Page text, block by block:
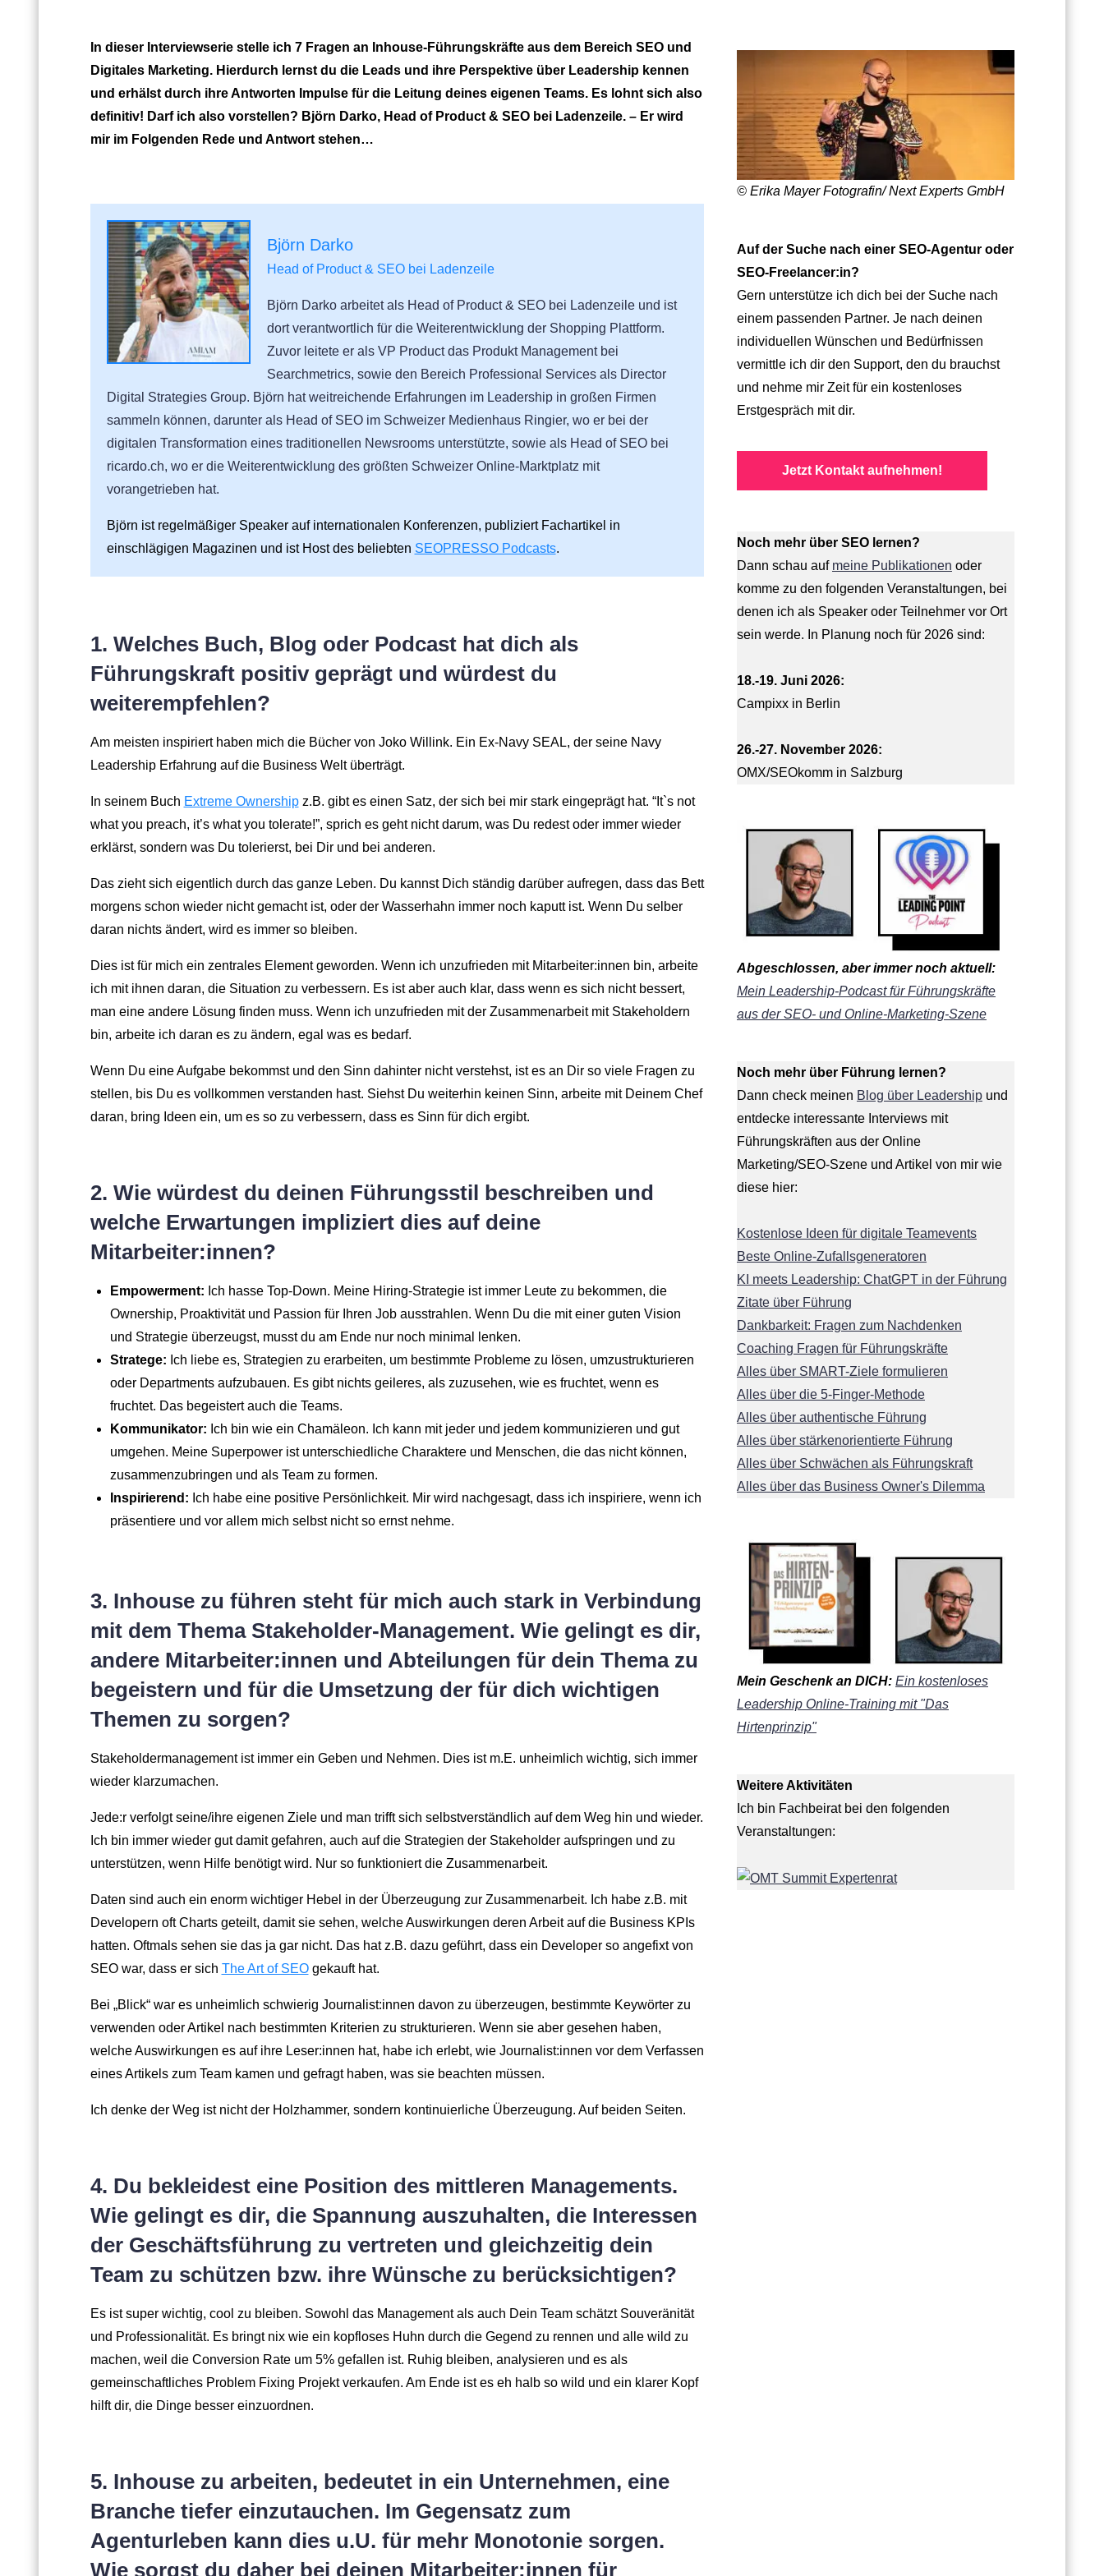
In dieser Interviewserie stelle ich 7 Fragen an Inhouse-Führungskräfte aus dem Bereich SEO und
Digitales Marketing. Hierdurch lernst du die Leads und ihre Perspektive über Leadership kennen
und erhälst durch ihre Antworten Impulse für die Leitung deines eigenen Teams. Es lohnt sich also
definitiv! Darf ich also vorstellen? Björn Darko, Head of Product & SEO bei Ladenzeile. – Er wird
mir im Folgenden Rede und Antwort stehen…
Björn Darko
Head of Product & SEO bei Ladenzeile
Björn Darko arbeitet als Head of Product & SEO bei Ladenzeile und ist
dort verantwortlich für die Weiterentwicklung der Shopping Plattform.
Zuvor leitete er als VP Product das Produkt Management bei
Searchmetrics, sowie den Bereich Professional Services als Director
Digital Strategies Group. Björn hat weitreichende Erfahrungen im Leadership in großen Firmen
sammeln können, darunter als Head of SEO im Schweizer Medienhaus Ringier, wo er bei der
digitalen Transformation eines traditionellen Newsrooms unterstützte, sowie als Head of SEO bei
ricardo.ch, wo er die Weiterentwicklung des größten Schweizer Online-Marktplatz mit
vorangetrieben hat.
Björn ist regelmäßiger Speaker auf internationalen Konferenzen, publiziert Fachartikel in
einschlägigen Magazinen und ist Host des beliebten SEOPRESSO Podcasts.
1. Welches Buch, Blog oder Podcast hat dich als
Führungskraft positiv geprägt und würdest du
weiterempfehlen?
Am meisten inspiriert haben mich die Bücher von Joko Willink. Ein Ex-Navy SEAL, der seine Navy
Leadership Erfahrung auf die Business Welt überträgt.
In seinem Buch Extreme Ownershipz.B. gibt es einen Satz, der sich bei mir stark eingeprägt hat. “It`s not
what you preach, it’s what you tolerate!”, sprich es geht nicht darum, was Du redest oder immer wieder
erklärst, sondern was Du tolerierst, bei Dir und bei anderen.
Das zieht sich eigentlich durch das ganze Leben. Du kannst Dich ständig darüber aufregen, dass das Bett
morgens schon wieder nicht gemacht ist, oder der Wasserhahn immer noch kaputt ist. Wenn Du selber
daran nichts ändert, wird es immer so bleiben.
Dies ist für mich ein zentrales Element geworden. Wenn ich unzufrieden mit Mitarbeiter:innen bin, arbeite
ich mit ihnen daran, die Situation zu verbessern. Es ist aber auch klar, dass wenn es sich nicht bessert,
man eine andere Lösung finden muss. Wenn ich unzufrieden mit der Zusammenarbeit mit Stakeholdern
bin, arbeite ich daran es zu ändern, egal was es bedarf.
Wenn Du eine Aufgabe bekommst und den Sinn dahinter nicht verstehst, ist es an Dir so viele Fragen zu
stellen, bis Du es vollkommen verstanden hast. Siehst Du weiterhin keinen Sinn, arbeite mit Deinem Chef
daran, bring Ideen ein, um es so zu verbessern, dass es Sinn für dich ergibt.
2. Wie würdest du deinen Führungsstil beschreiben und
welche Erwartungen impliziert dies auf deine
Mitarbeiter:innen?
Empowerment: Ich hasse Top-Down. Meine Hiring-Strategie ist immer Leute zu bekommen, die
Ownership, Proaktivität und Passion für Ihren Job ausstrahlen. Wenn Du die mit einer guten Vision
und Strategie überzeugst, musst du am Ende nur noch minimal lenken.
Stratege: Ich liebe es, Strategien zu erarbeiten, um bestimmte Probleme zu lösen, umzustrukturieren
oder Departments aufzubauen. Es gibt nichts geileres, als zuzusehen, wie es fruchtet, wenn es
fruchtet. Das begeistert auch die Teams.
Kommunikator: Ich bin wie ein Chamäleon. Ich kann mit jeder und jedem kommunizieren und gut
umgehen. Meine Superpower ist unterschiedliche Charaktere und Menschen, die das nicht können,
zusammenzubringen und als Team zu formen.
Inspirierend: Ich habe eine positive Persönlichkeit. Mir wird nachgesagt, dass ich inspiriere, wenn ich
präsentiere und vor allem mich selbst nicht so ernst nehme.
3. Inhouse zu führen steht für mich auch stark in Verbindung
mit dem Thema Stakeholder-Management. Wie gelingt es dir,
andere Mitarbeiter:innen und Abteilungen für dein Thema zu
begeistern und für die Umsetzung der für dich wichtigen
Themen zu sorgen?
Stakeholdermanagement ist immer ein Geben und Nehmen. Dies ist m.E. unheimlich wichtig, sich immer
wieder klarzumachen.
Jede:r verfolgt seine/ihre eigenen Ziele und man trifft sich selbstverständlich auf dem Weg hin und wieder.
Ich bin immer wieder gut damit gefahren, auch auf die Strategien der Stakeholder aufspringen und zu
unterstützen, wenn Hilfe benötigt wird. Nur so funktioniert die Zusammenarbeit.
Daten sind auch ein enorm wichtiger Hebel in der Überzeugung zur Zusammenarbeit. Ich habe z.B. mit
Developern oft Charts geteilt, damit sie sehen, welche Auswirkungen deren Arbeit auf die Business KPIs
hatten. Oftmals sehen sie das ja gar nicht. Das hat z.B. dazu geführt, dass ein Developer so angefixt von
SEO war, dass er sich The Art of SEOgekauft hat.
Bei „Blick“ war es unheimlich schwierig Journalist:innen davon zu überzeugen, bestimmte Keywörter zu
verwenden oder Artikel nach bestimmten Kriterien zu strukturieren. Wenn sie aber gesehen haben,
welche Auswirkungen es auf ihre Leser:innen hat, habe ich erlebt, wie Journalist:innen vor dem Verfassen
eines Artikels zum Team kamen und gefragt haben, was sie beachten müssen.
Ich denke der Weg ist nicht der Holzhammer, sondern kontinuierliche Überzeugung. Auf beiden Seiten.
4. Du bekleidest eine Position des mittleren Managements.
Wie gelingt es dir, die Spannung auszuhalten, die Interessen
der Geschäftsführung zu vertreten und gleichzeitig dein
Team zu schützen bzw. ihre Wünsche zu berücksichtigen?
Es ist super wichtig, cool zu bleiben. Sowohl das Management als auch Dein Team schätzt Souveränität
und Professionalität. Es bringt nix wie ein kopfloses Huhn durch die Gegend zu rennen und alle wild zu
machen, weil die Conversion Rate um 5% gefallen ist. Ruhig bleiben, analysieren und es als
gemeinschaftliches Problem Fixing Projekt verkaufen. Am Ende ist es eh halb so wild und ein klarer Kopf
hilft dir, die Dinge besser einzuordnen.
5. Inhouse zu arbeiten, bedeutet in ein Unternehmen, eine
Branche tiefer einzutauchen. Im Gegensatz zum
Agenturleben kann dies u.U. für mehr Monotonie sorgen.
Wie sorgst du daher bei deinen Mitarbeiter:innen für
© Erika Mayer Fotografin/ Next Experts GmbH
Auf der Suche nach einer SEO-Agentur oder
SEO-Freelancer:in?
Gern unterstütze ich dich bei der Suche nach
einem passenden Partner. Je nach deinen
individuellen Wünschen und Bedürfnissen
vermittle ich dir den Support, den du brauchst
und nehme mir Zeit für ein kostenloses
Erstgespräch mit dir.
Jetzt Kontakt aufnehmen!
Noch mehr über SEO lernen?
Dann schau auf meine Publikationen oder
komme zu den folgenden Veranstaltungen, bei
denen ich als Speaker oder Teilnehmer vor Ort
sein werde. In Planung noch für 2026 sind:
18.-19. Juni 2026:
Campixx in Berlin
26.-27. November 2026:
OMX/SEOkomm in Salzburg
Abgeschlossen, aber immer noch aktuell:
Mein Leadership-Podcast für Führungskräfte
aus der SEO- und Online-Marketing-Szene
Noch mehr über Führung lernen?
Dann check meinen Blog über Leadership und
entdecke interessante Interviews mit
Führungskräften aus der Online
Marketing/SEO-Szene und Artikel von mir wie
diese hier:
Kostenlose Ideen für digitale Teamevents
Beste Online-Zufallsgeneratoren
KI meets Leadership: ChatGPT in der Führung
Zitate über Führung
Dankbarkeit: Fragen zum Nachdenken
Coaching Fragen für Führungskräfte
Alles über SMART-Ziele formulieren
Alles über die 5-Finger-Methode
Alles über authentische Führung
Alles über stärkenorientierte Führung
Alles über Schwächen als Führungskraft
Alles über das Business Owner's Dilemma
Mein Geschenk an DICH: Ein kostenloses
Leadership Online-Training mit "Das
Hirtenprinzip"
Weitere Aktivitäten
Ich bin Fachbeirat bei den folgenden
Veranstaltungen: